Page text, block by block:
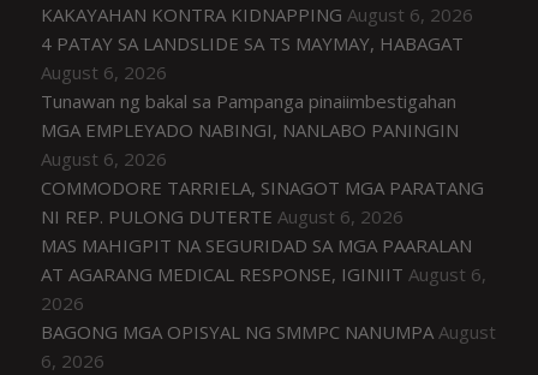
KAKAYAHAN KONTRA KIDNAPPING August 6, 2026
4 PATAY SA LANDSLIDE SA TS MAYMAY, HABAGAT
August 6, 2026
Tunawan ng bakal sa Pampanga pinaiimbestigahan
MGA EMPLEYADO NABINGI, NANLABO PANINGIN
August 6, 2026
COMMODORE TARRIELA, SINAGOT MGA PARATANG
NI REP. PULONG DUTERTE August 6, 2026
MAS MAHIGPIT NA SEGURIDAD SA MGA PAARALAN
AT AGARANG MEDICAL RESPONSE, IGINIIT August 6,
2026
BAGONG MGA OPISYAL NG SMMPC NANUMPA August
6, 2026